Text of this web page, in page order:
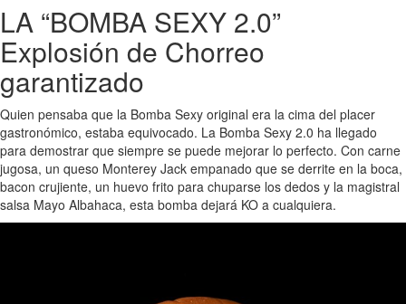
LA “BOMBA SEXY 2.0”
Explosión de Chorreo
garantizado
Quien pensaba que la Bomba Sexy original era la cima del placer
gastronómico, estaba equivocado. La Bomba Sexy 2.0 ha llegado
para demostrar que siempre se puede mejorar lo perfecto. Con carne
jugosa, un queso Monterey Jack empanado que se derrite en la boca,
bacon crujiente, un huevo frito para chuparse los dedos y la magistral
salsa Mayo Albahaca, esta bomba dejará KO a cualquiera.